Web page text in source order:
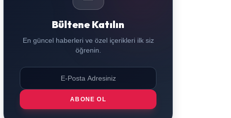
Bültene Katılın
En güncel haberleri ve özel içerikleri ilk siz
öğrenin.
ABONE OL